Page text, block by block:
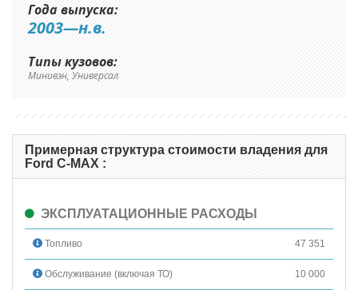
Года выпуска:
2003—н.в.
Типы кузовов:
Минивэн, Универсал
Примерная структура стоимости владения для
Ford C-MAX :
ЭКСПЛУАТАЦИОННЫЕ РАСХОДЫ
Топливо 47 351
Обслуживание (включая ТО) 10 000